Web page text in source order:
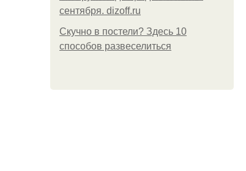
сентября. dizoff.ru
Скучно в постели? Здесь 10
способов развеселиться